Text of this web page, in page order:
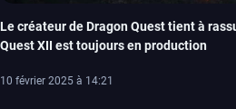
Le créateur de Dragon Quest tient à
Quest XII est toujours en production
10 février 2025 à 14:21